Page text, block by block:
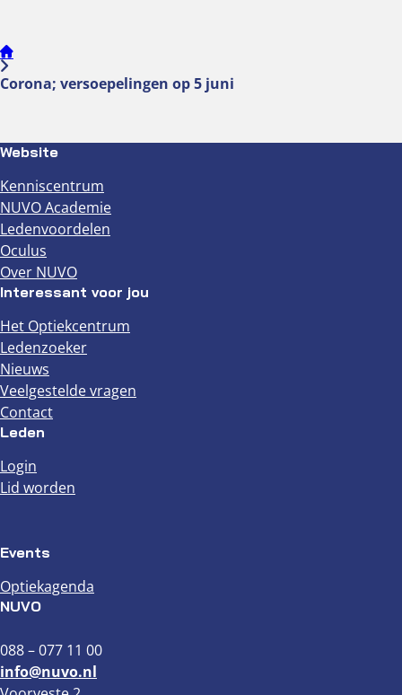
Corona; versoepelingen op 5 juni
Website
Kenniscentrum
NUVO Academie
Ledenvoordelen
Oculus
Over NUVO
Interessant voor jou
Het Optiekcentrum
Ledenzoeker
Nieuws
Veelgestelde vragen
Contact
Leden
Login
Lid worden
Events
Optiekagenda
NUVO
088 – 077 11 00
info@nuvo.nl